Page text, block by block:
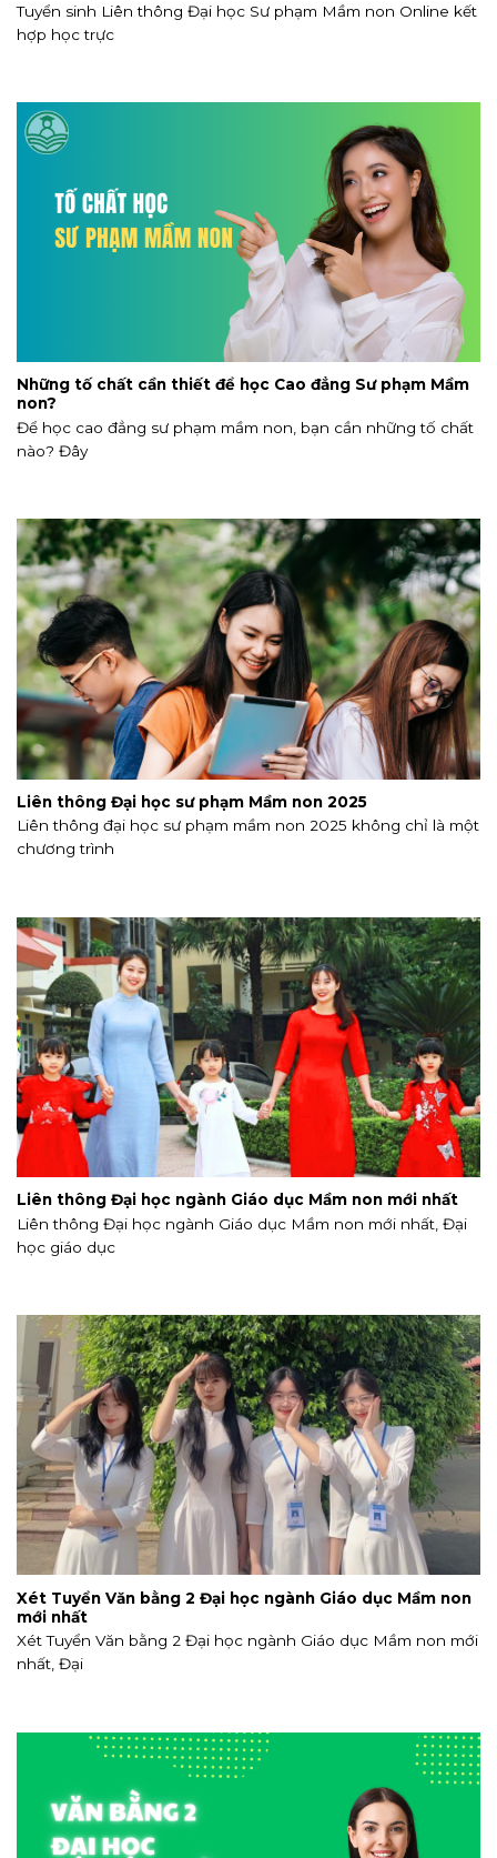
Tuyển sinh Liên thông Đại học Sư phạm Mầm non Online kết
hợp học trực
Những tố chất cần thiết để học Cao đẳng Sư phạm Mầm
non?
Để học cao đẳng sư phạm mầm non, bạn cần những tố chất
nào? Đây
Liên thông Đại học sư phạm Mầm non 2025
Liên thông đại học sư phạm mầm non 2025 không chỉ là một
chương trình
Liên thông Đại học ngành Giáo dục Mầm non mới nhất
Liên thông Đại học ngành Giáo dục Mầm non mới nhất, Đại
học giáo dục
Xét Tuyển Văn bằng 2 Đại học ngành Giáo dục Mầm non
mới nhất
Xét Tuyển Văn bằng 2 Đại học ngành Giáo dục Mầm non mới
nhất, Đại